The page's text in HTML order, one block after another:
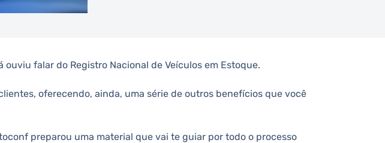
falar do Registro Nacional de Veículos em Estoque.
oferecendo, ainda, uma série de outros benefícios que você
preparou uma material que vai te guiar por todo o processo